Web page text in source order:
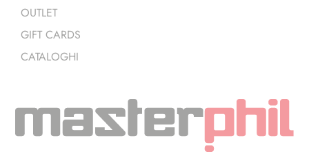
OUTLET
GIFT CARDS
CATALOGHI